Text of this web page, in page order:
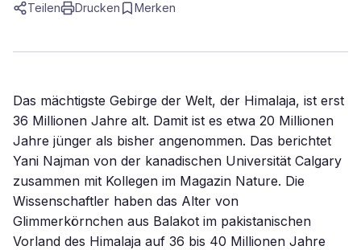
Teilen Drucken Merken
Das mächtigste Gebirge der Welt, der Himalaja, ist erst
36 Millionen Jahre alt. Damit ist es etwa 20 Millionen
Jahre jünger als bisher angenommen. Das berichtet
Yani Najman von der kanadischen Universität Calgary
zusammen mit Kollegen im Magazin Nature. Die
Wissenschaftler haben das Alter von
Glimmerkörnchen aus Balakot im pakistanischen
Vorland des Himalaja auf 36 bis 40 Millionen Jahre